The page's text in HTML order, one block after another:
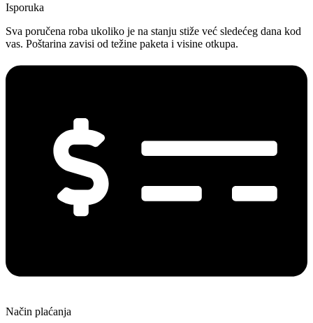
Isporuka
Sva poručena roba ukoliko je na stanju stiže već sledećeg dana kod
vas. Poštarina zavisi od težine paketa i visine otkupa.
Način plaćanja